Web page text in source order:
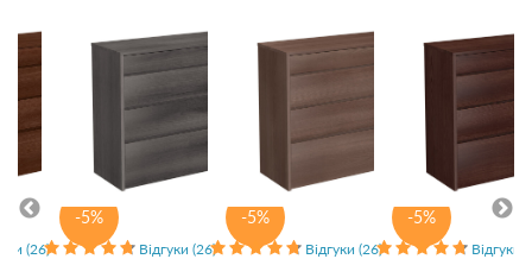
-5%
(26)
-5%
Відгуки (26)
-5%
Відгуки (26) Відгуки